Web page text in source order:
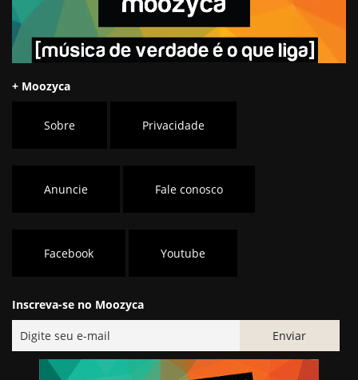
+ Moozyca
Sobre Privacidade
Anuncie Fale conosco
Facebook Youtube
Inscreva-se no Moozyca